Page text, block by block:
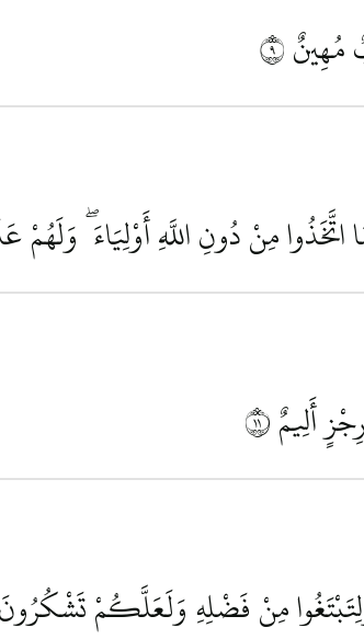
مُهِينٌ٩
مِنْ دُونِ اللَّهِ أَوْلِيَاءَ
أَلِيمٌ١١
مِنْ فَضْلِهِ وَلَعَلَّكُمْ